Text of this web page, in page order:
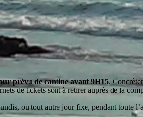
prévu de cantine avant 9H15.
de tickets sont à retirer auprès de la
ou tout autre jour fixe, pendant toute